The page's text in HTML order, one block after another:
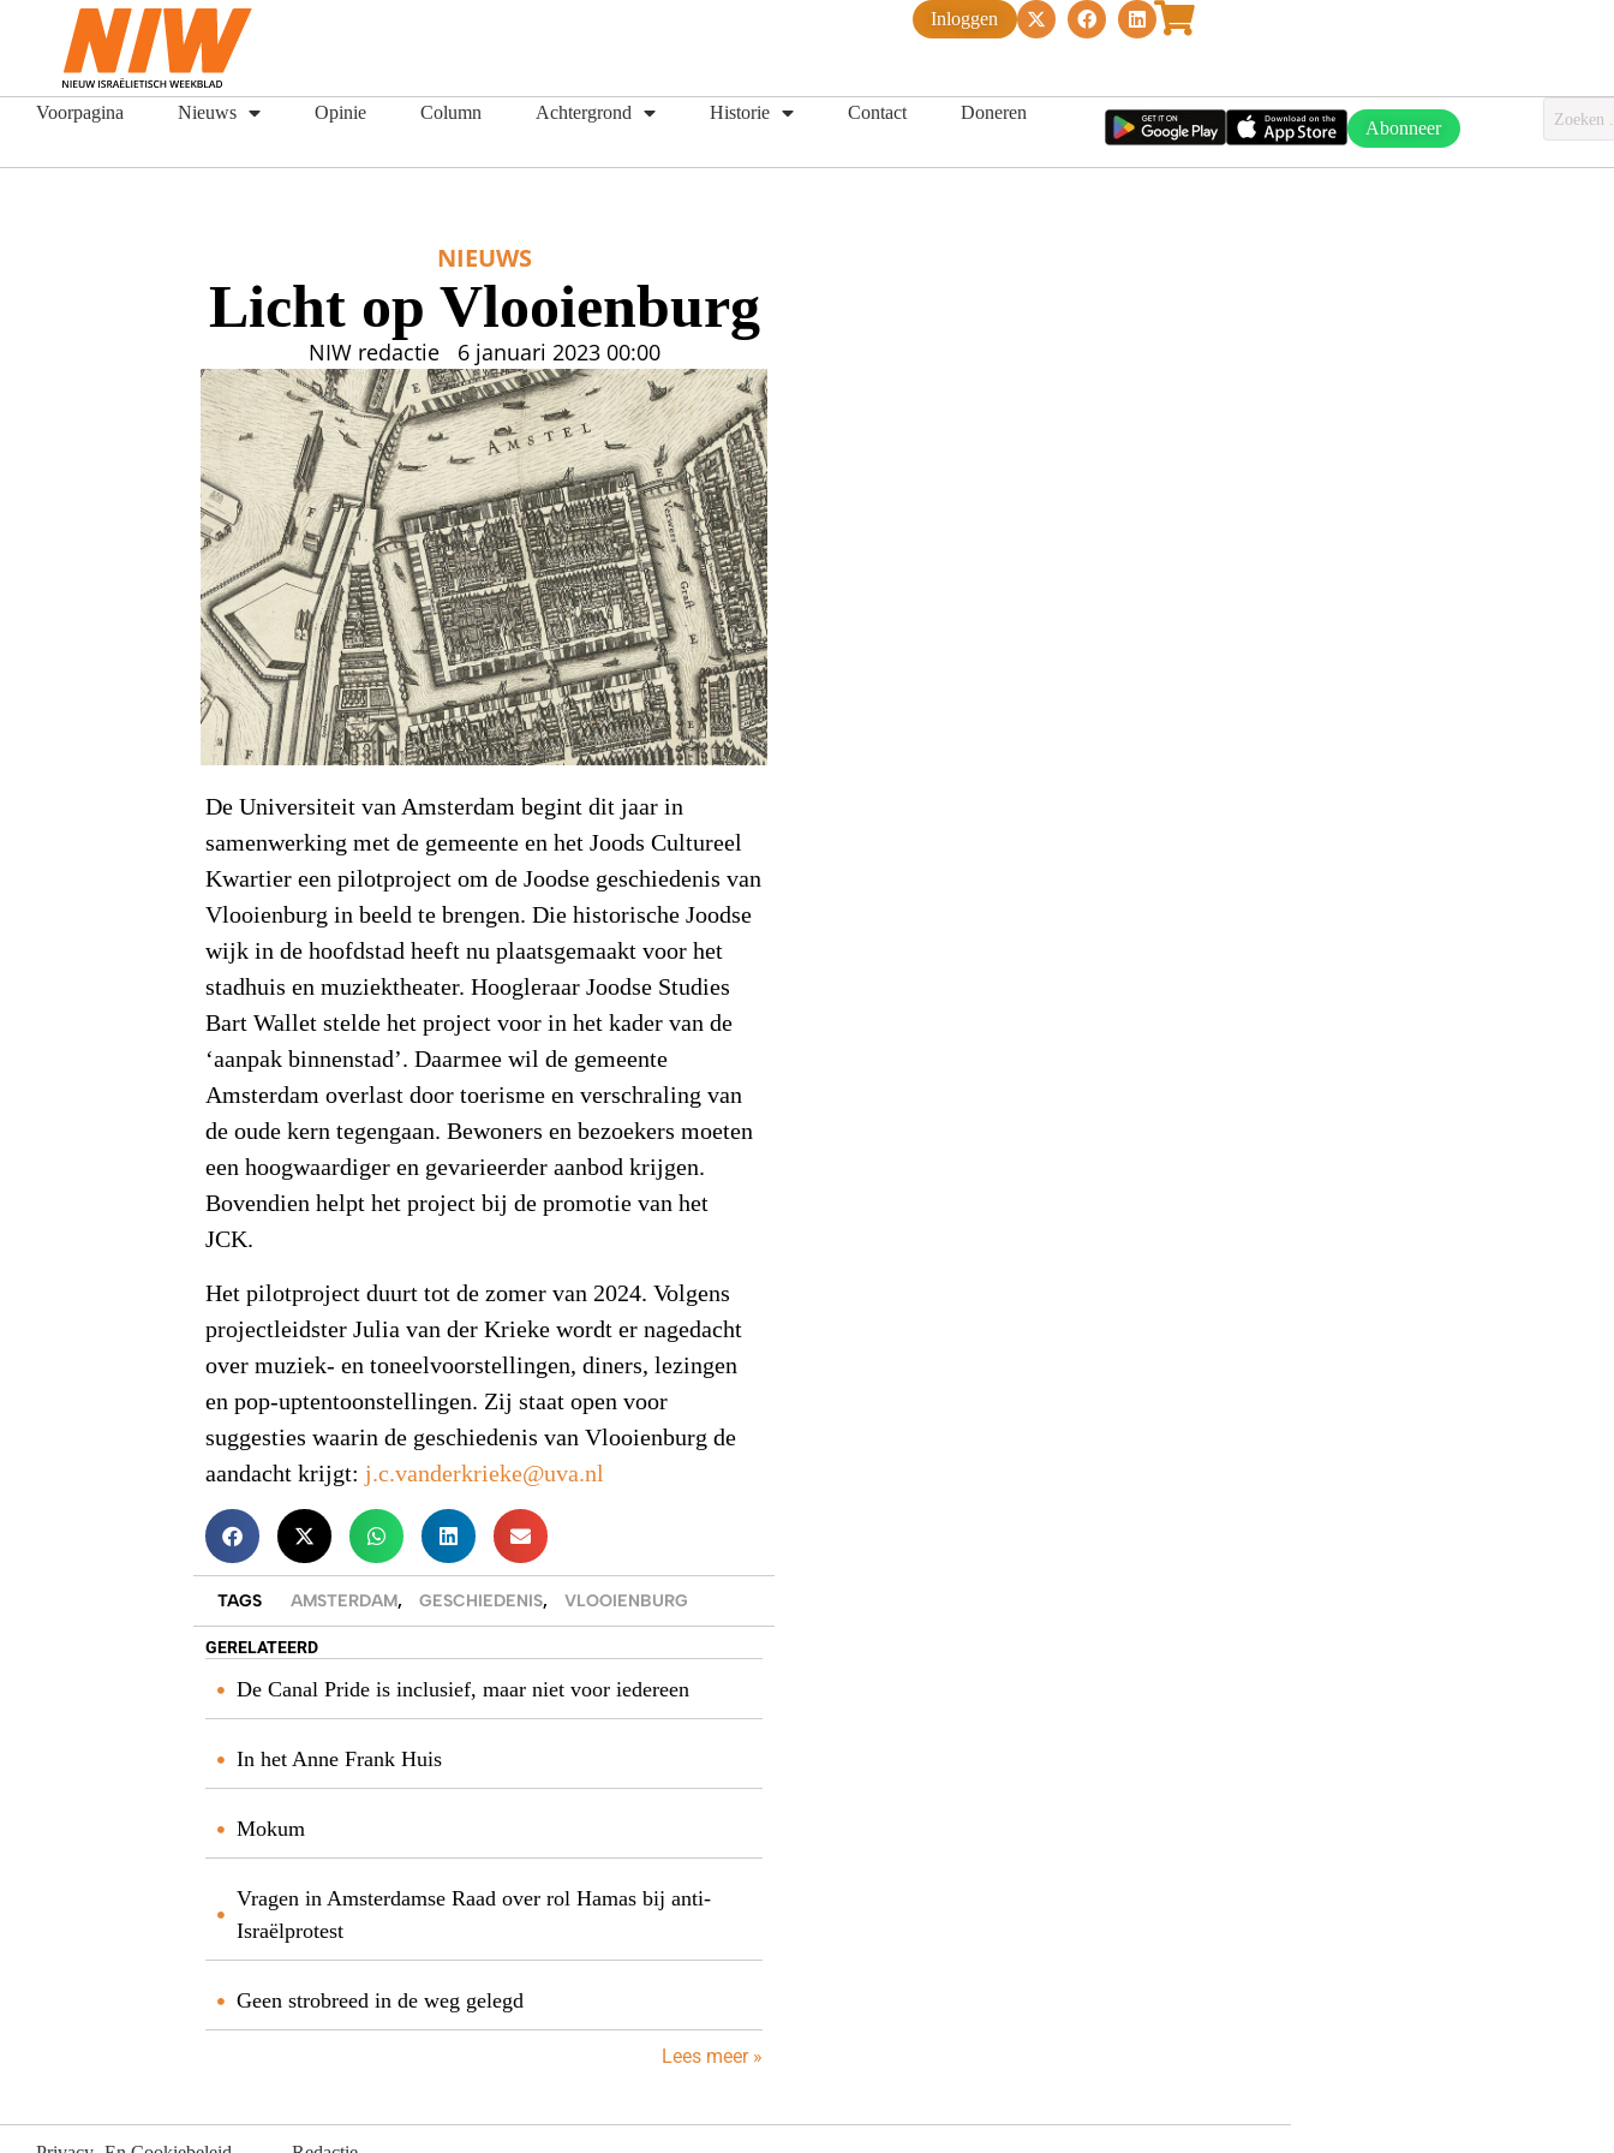
Inloggen
Voorpagina Nieuws Opinie Column Achtergrond Historie Contact Doneren
Abonneer
NIEUWS
Licht op Vlooienburg
NIW redactie 6 januari 2023 00:00
De Universiteit van Amsterdam begint dit jaar in
samenwerking met de gemeente en het Joods Cultureel
Kwartier een pilotproject om de Joodse geschiedenis van
Vlooienburg in beeld te brengen. Die historische Joodse
wijk in de hoofdstad heeft nu plaatsgemaakt voor het
stadhuis en muziektheater. Hoogleraar Joodse Studies
Bart Wallet stelde het project voor in het kader van de
‘aanpak binnenstad’. Daarmee wil de gemeente
Amsterdam overlast door toerisme en verschraling van
de oude kern tegengaan. Bewoners en bezoekers moeten
een hoogwaardiger en gevarieerder aanbod krijgen.
Bovendien helpt het project bij de promotie van het
JCK.
Het pilotproject duurt tot de zomer van 2024. Volgens
projectleidster Julia van der Krieke wordt er nagedacht
over muziek- en toneelvoorstellingen, diners, lezingen
en pop-uptentoonstellingen. Zij staat open voor
suggesties waarin de geschiedenis van Vlooienburg de
aandacht krijgt:j.c.vanderkrieke@uva.nl
TAGS AMSTERDAM, GESCHIEDENIS, VLOOIENBURG
GERELATEERD
De Canal Pride is inclusief, maar niet voor iedereen
In het Anne Frank Huis
Mokum
Vragen in Amsterdamse Raad over rol Hamas bij anti-
Israëlprotest
Geen strobreed in de weg gelegd
Lees meer »